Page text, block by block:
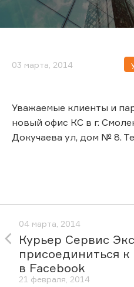
03 марта, 2014
Уважаемые клиенты и
новый офис КС в г.
Докучаева ул, дом № 8.
04 марта, 2014
Курьер Сервис
присоединиться
в Facebook
21 февраля, 2014